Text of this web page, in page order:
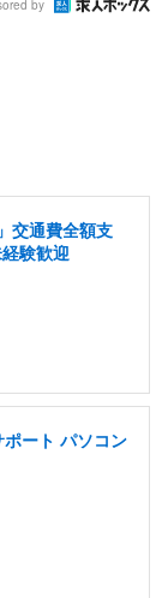
by
交通費全額支
験歓迎
ート パソコン